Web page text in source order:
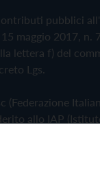
pubblici
maggio 2017, n.
lettera f) del
Lgs.
(Federazione
allo IAP